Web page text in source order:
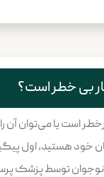
بی خطر است؟
است یا می‌توان آن
خود هستید، اول
توسط پزشک